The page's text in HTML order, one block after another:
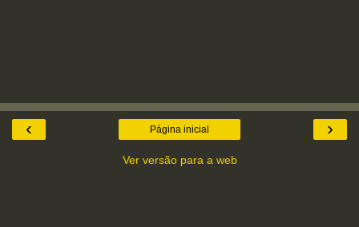
‹ ›
Página inicial
Ver versão para a web